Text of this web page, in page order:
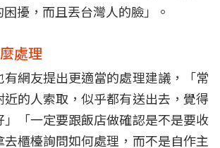
擾，而且丟台灣人的臉」。
處理
網友提出更適當的處理建議，「常
的人索取，似乎都有送出去，覺得
「一定要跟飯店做確認是不是要收
櫃檯詢問如何處理，而不是自作主